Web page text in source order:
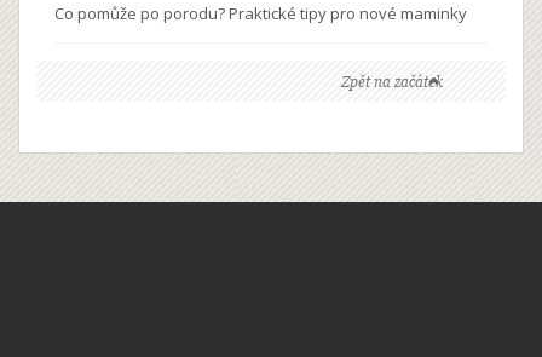
Co pomůže po porodu? Praktické tipy pro nové maminky
Zpět na začátek